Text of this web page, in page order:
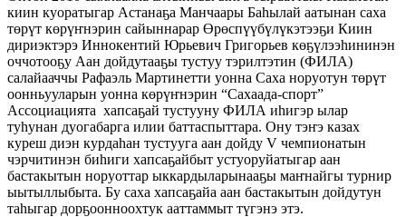
киин куоратыгар Астанаҕа Манчаары Баһылай аатынан саха
төрүт көрүҥнэрин сайыннарар Өрөспүүбүлүкэтээҕи Киин
дириэктэрэ Иннокентий Юрьевич Григорьев көҕүлээһининэн
оччотооҕу Аан дойдутааҕы тустуу тэрилтэтин (ФИЛА)
салайааччы Рафаэль Мартинетти уонна Саха норуотун төрүт
оонньууларын уонна көрүҥнэрин “Сахаада-спорт”
Ассоциацията хапсаҕай тустууну ФИЛА иһигэр ылар
туһунан дуогабарга илии баттаспыттара. Ону тэҥэ казах
куреш диэн курдаһан тустууга аан дойду V чемпионатын
чэрчитинэн биһиги хапсаҕайбыт устуоруйатыгар аан
бастакытын норуоттар ыккардыларынааҕы маҥнайгы турнир
ыытыллыбыта. Бу саха хапсаҕайа аан бастакытын дойдутун
таһыгар дорҕоонноохтук ааттаммыт түгэнэ этэ.